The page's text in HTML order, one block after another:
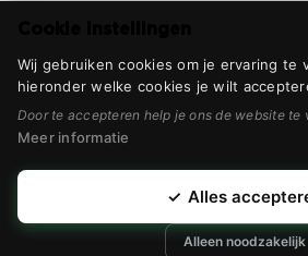
Contact
Privacyverklaring
Webdesign & realisatie
Modern Visuals
Wij gebruiken cookies om je ervaring te
hieronder welke cookies je wilt
Door te accepteren help je ons de website te
Meer informatie
✓ Alles
Alleen noodzakelijk